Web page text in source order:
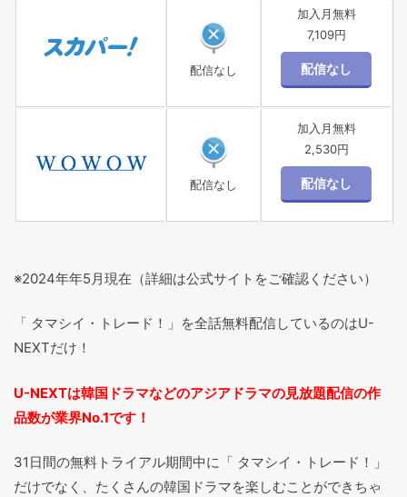
配信なし
加入月無料
7,109円
配信なし
加入月無料
2,530円
※2024年年5月現在（詳細は公式サイトをご確認ください）
「 タマシイ・トレード！」を全話無料配信しているのはU-
NEXTだけ！
U-NEXTは韓国ドラマなどのアジアドラマの見放題配信の作
品数が業界No.1です！
31日間の無料トライアル期間中に「 タマシイ・トレード！」
だけでなく、たくさんの韓国ドラマを楽しむことができちゃ